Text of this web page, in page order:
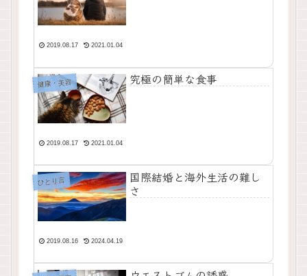
2019.08.17 2021.01.04
健康・美容 究極の簡単な食事
2019.08.17 2021.01.04
ひとり言
国際結婚と海外生活の難し
さ
2019.08.16 2024.04.19